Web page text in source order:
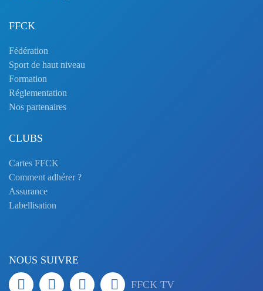
FFCK
Fédération
Sport de haut niveau
Formation
Réglementation
Nos partenaires
CLUBS
Cartes FFCK
Comment adhérer ?
Assurance
Labellisation
NOUS SUIVRE
FFCK TV